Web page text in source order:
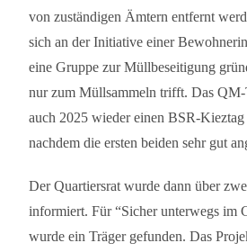
von zuständigen Ämtern entfernt
sich an der Initiative einer
eine Gruppe zur Müllbeseitigung
nur zum Müllsammeln trifft. Das QM-
auch 2025 wieder einen BSR-Kieztag
nachdem die ersten beiden sehr gut
Der Quartiersrat wurde dann über
informiert. Für “Sicher unterwegs im
wurde ein Träger gefunden. Das